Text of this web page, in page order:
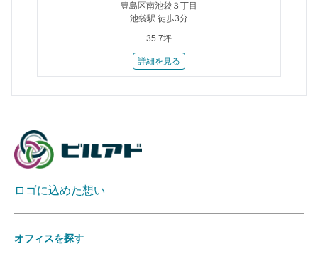
豊島区南池袋３丁目
池袋駅 徒歩3分
35.7坪
詳細を見る
ロゴに込めた想い
オフィスを探す